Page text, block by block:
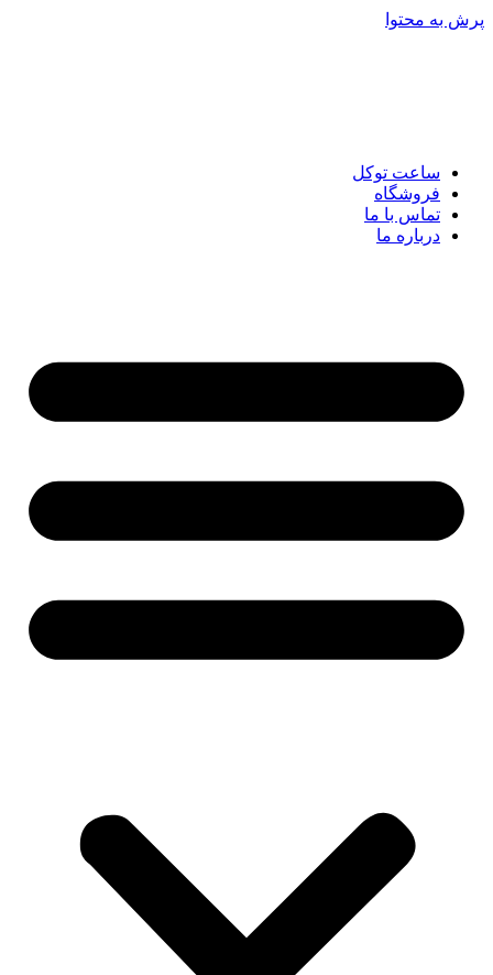
پرش به محتوا
ساعت توکل
فروشگاه
تماس با ما
درباره ما